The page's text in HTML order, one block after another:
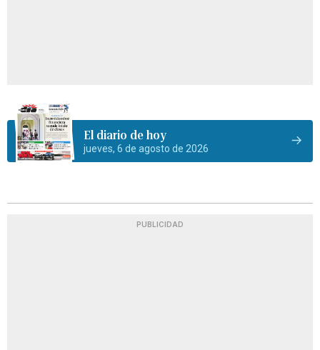
El diario de hoy
jueves, 6 de agosto de 2026
PUBLICIDAD